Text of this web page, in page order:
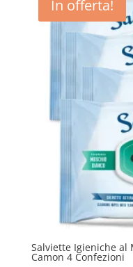
In offerta!
Salviette Igieniche al
Camon 4 Confezioni